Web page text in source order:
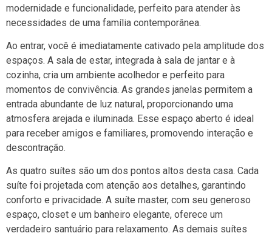
modernidade e funcionalidade, perfeito para atender às
necessidades de uma família contemporânea.
Ao entrar, você é imediatamente cativado pela amplitude dos
espaços. A sala de estar, integrada à sala de jantar e à
cozinha, cria um ambiente acolhedor e perfeito para
momentos de convivência. As grandes janelas permitem a
entrada abundante de luz natural, proporcionando uma
atmosfera arejada e iluminada. Esse espaço aberto é ideal
para receber amigos e familiares, promovendo interação e
descontração.
As quatro suítes são um dos pontos altos desta casa. Cada
suíte foi projetada com atenção aos detalhes, garantindo
conforto e privacidade. A suíte master, com seu generoso
espaço, closet e um banheiro elegante, oferece um
verdadeiro santuário para relaxamento. As demais suítes